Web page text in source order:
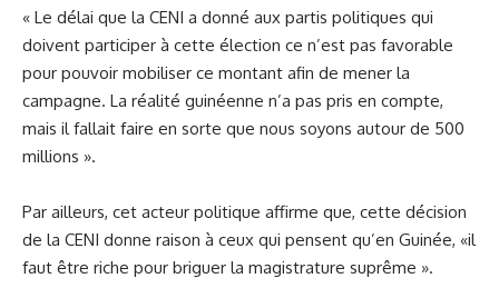
« Le délai que la CENI a donné aux partis politiques qui
doivent participer à cette élection ce n’est pas favorable
pour pouvoir mobiliser ce montant afin de mener la
campagne. La réalité guinéenne n’a pas pris en compte,
mais il fallait faire en sorte que nous soyons autour de 500
millions ».
Par ailleurs, cet acteur politique affirme que, cette décision
de la CENI donne raison à ceux qui pensent qu’en Guinée, «il
faut être riche pour briguer la magistrature suprême ».